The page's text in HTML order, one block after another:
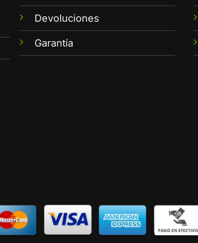
Devoluciones
Garantía